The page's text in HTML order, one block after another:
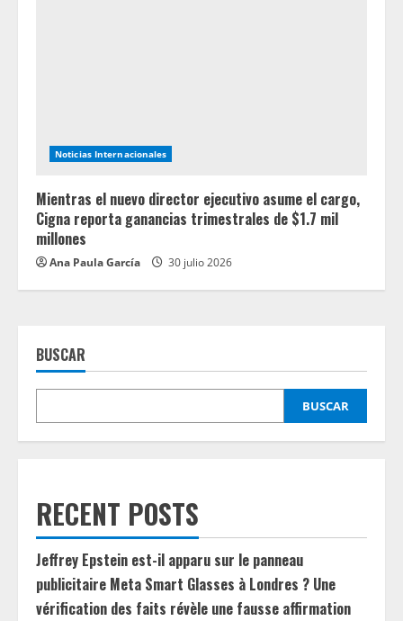
Noticias Internacionales
Mientras el nuevo director ejecutivo asume el cargo,
Cigna reporta ganancias trimestrales de $1.7 mil
millones
Ana Paula García 30 julio 2026
BUSCAR
BUSCAR
RECENT POSTS
Jeffrey Epstein est-il apparu sur le panneau
publicitaire Meta Smart Glasses à Londres ? Une
vérification des faits révèle une fausse affirmation